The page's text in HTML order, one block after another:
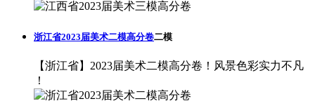
浙江省2023届美术二模高分卷二模
【浙江省】2023届美术二模高分卷！风景色彩实力不凡
！